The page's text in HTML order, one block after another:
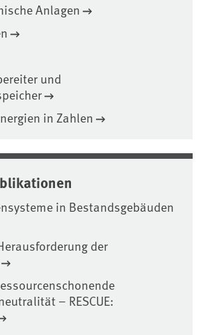
Anlagen
und
in Zahlen
in Bestandsgebäuden
der
– RESCUE: